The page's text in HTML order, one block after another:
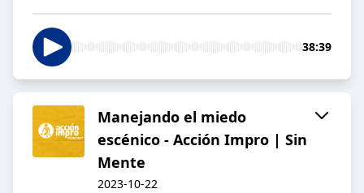
38:39
Manejando el miedo
escénico - Acción Impro | Sin
Mente
2023-10-22